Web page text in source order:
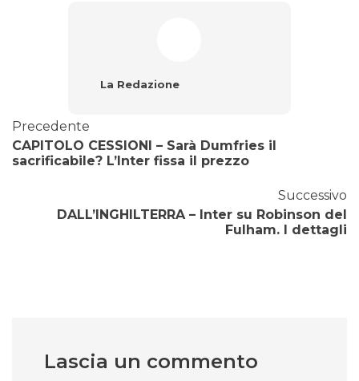
La Redazione
Precedente
CAPITOLO CESSIONI – Sarà Dumfries il
sacrificabile? L’Inter fissa il prezzo
Successivo
DALL’INGHILTERRA – Inter su Robinson del
Fulham. I dettagli
Lascia un commento